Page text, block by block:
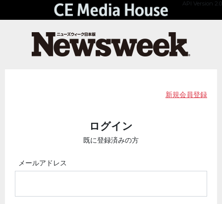
API Version 2.0
新規会員登録
ログイン
既に登録済みの方
メールアドレス